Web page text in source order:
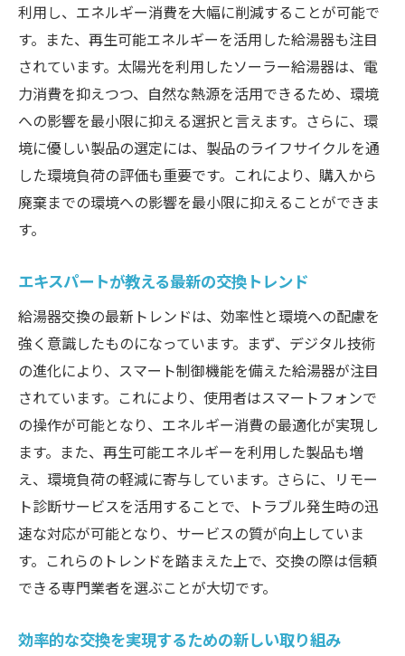
利用し、エネルギー消費を大幅に削減することが可能で
す。また、再生可能エネルギーを活用した給湯器も注目
されています。太陽光を利用したソーラー給湯器は、電
力消費を抑えつつ、自然な熱源を活用できるため、環境
への影響を最小限に抑える選択と言えます。さらに、環
境に優しい製品の選定には、製品のライフサイクルを通
した環境負荷の評価も重要です。これにより、購入から
廃棄までの環境への影響を最小限に抑えることができま
す。
エキスパートが教える最新の交換トレンド
給湯器交換の最新トレンドは、効率性と環境への配慮を
強く意識したものになっています。まず、デジタル技術
の進化により、スマート制御機能を備えた給湯器が注目
されています。これにより、使用者はスマートフォンで
の操作が可能となり、エネルギー消費の最適化が実現し
ます。また、再生可能エネルギーを利用した製品も増
え、環境負荷の軽減に寄与しています。さらに、リモー
ト診断サービスを活用することで、トラブル発生時の迅
速な対応が可能となり、サービスの質が向上していま
す。これらのトレンドを踏まえた上で、交換の際は信頼
できる専門業者を選ぶことが大切です。
効率的な交換を実現するための新しい取り組み